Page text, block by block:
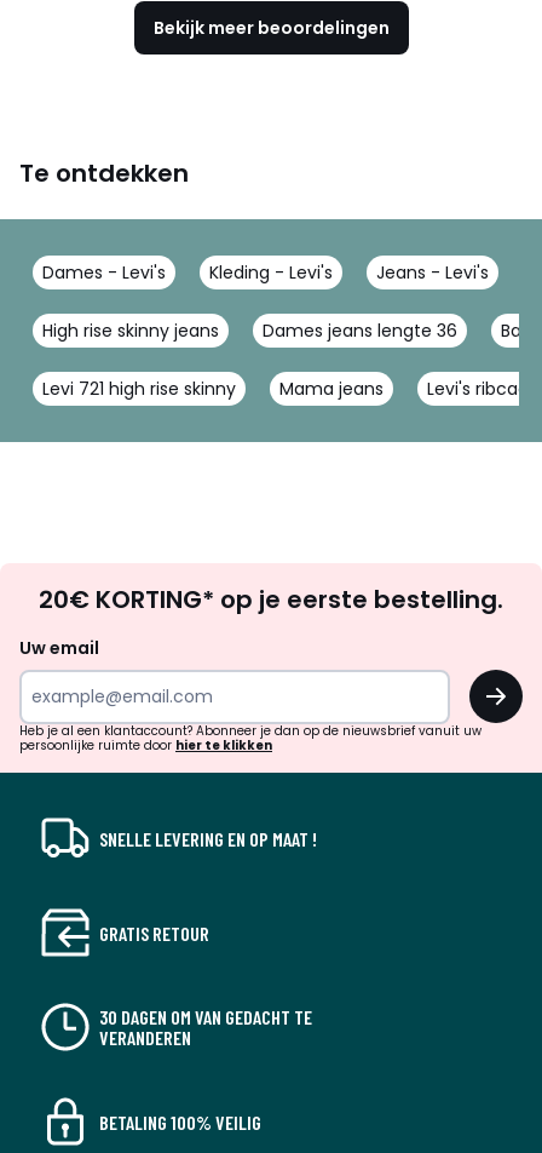
Bekijk meer beoordelingen
Te ontdekken
Dames - Levi's Kleding - Levi's Jeans - Levi's
High rise skinny jeans Dames jeans lengte 36
Levi 721 high rise skinny Mama jeans Levi's
zoek
inspiratie
verrassingen?
20€ KORTING* op je eerste bestelling.
Uw email
OK
Heb je al een klantaccount? Abonneer je dan op de nieuwsbrief vanuit uw
persoonlijke ruimte door hier te klikken
SNELLE LEVERING EN OP MAAT !
GRATIS RETOUR
30 DAGEN OM VAN GEDACHT TE
VERANDEREN
BETALING 100% VEILIG